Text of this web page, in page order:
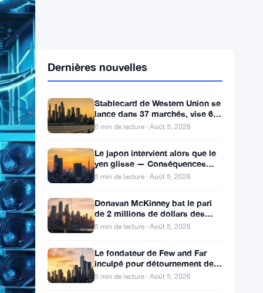
Stablecard de Western Union se
d’ici la fin de l’année
6 min de lecture · Août 5, 2026
Le japon intervient alors que le